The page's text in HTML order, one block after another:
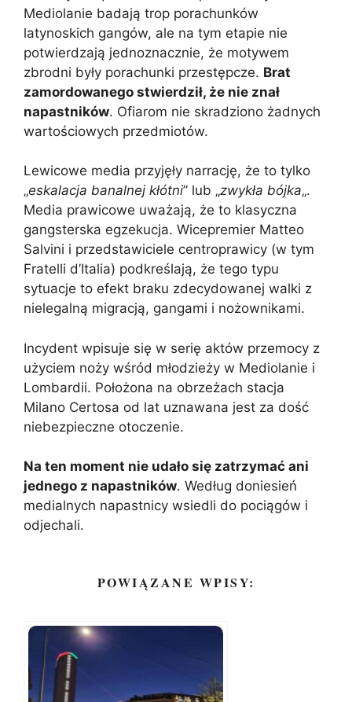
Mediolanie badają trop porachunków
latynoskich gangów, ale na tym etapie nie
potwierdzają jednoznacznie, że motywem
zbrodni były porachunki przestępcze. Brat
zamordowanego stwierdził, że nie znał
napastników. Ofiarom nie skradziono żadnych
wartościowych przedmiotów.
Lewicowe media przyjęły narrację, że to tylko
„eskalacja banalnej kłótni” lub „zwykła bójka„.
Media prawicowe uważają, że to klasyczna
gangsterska egzekucja. Wicepremier Matteo
Salvini i przedstawiciele centroprawicy (w tym
Fratelli d’Italia) podkreślają, że tego typu
sytuacje to efekt braku zdecydowanej walki z
nielegalną migracją, gangami i nożownikami.
Incydent wpisuje się w serię aktów przemocy z
użyciem noży wśród młodzieży w Mediolanie i
Lombardii. Położona na obrzeżach stacja
Milano Certosa od lat uznawana jest za dość
niebezpieczne otoczenie.
Na ten moment nie udało się zatrzymać ani
jednego z napastników. Według doniesień
medialnych napastnicy wsiedli do pociągów i
odjechali.
POWIĄZANE WPISY: